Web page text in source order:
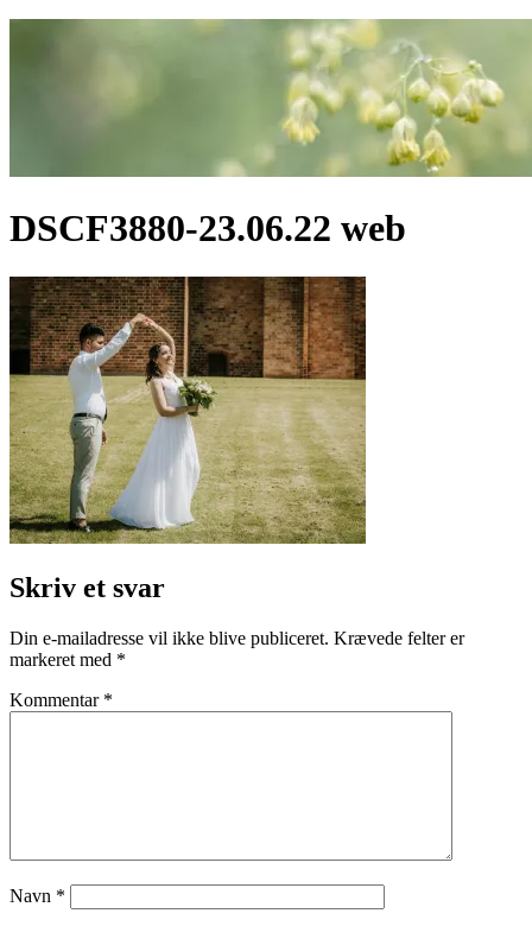
DSCF3880-23.06.22 web
Skriv et svar
Din e-mailadresse vil ikke blive publiceret. Krævede felter er
markeret med *
Kommentar *
Navn *